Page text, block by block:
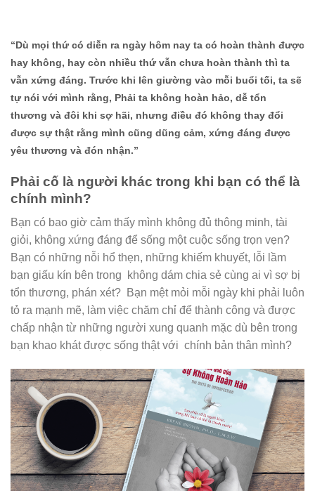
“Dù mọi thứ có diễn ra ngày hôm nay ta có hoàn thành được
hay không, hay còn nhiều thứ vẫn chưa hoàn thành thì ta
vẫn xứng đáng. Trước khi lên giường vào mỗi buổi tối, ta sẽ
tự nói với mình rằng, Phải ta không hoàn hảo, dễ tổn
thương và đôi khi sợ hãi, nhưng điều đó không thay đổi
được sự thật rằng mình cũng dũng cảm, xứng đáng được
yêu thương và đón nhận.”
Phải cố là người khác trong khi bạn có thể là
chính mình?
Bạn có bao giờ cảm thấy mình không đủ thông minh, tài
giỏi, không xứng đáng để sống một cuộc sống trọn vẹn?
Bạn có những nỗi hổ thẹn, những khiếm khuyết, lỗi lầm
bạn giấu kín bên trong không dám chia sẻ cùng ai vì sợ bị
tổn thương, phán xét? Bạn mệt mỏi mỗi ngày khi phải luôn
tỏ ra mạnh mẽ, làm việc chăm chỉ để thành công và được
chấp nhận từ những người xung quanh mặc dù bên trong
bạn khao khát được sống thật với chính bản thân mình?